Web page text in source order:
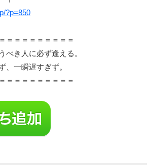
?p=850
＝＝＝＝＝＝＝＝＝
べき人に必ず逢える。
、一瞬遅すぎず。
＝＝＝＝＝＝＝＝＝